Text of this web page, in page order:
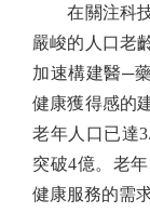
在關注科技
嚴峻的人口老
加速構建醫─
健康獲得感的
老年人口已達
突破4億。老
健康服務的需